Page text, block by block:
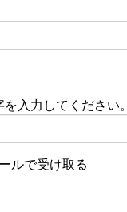
を入力してください。
ルで受け取る